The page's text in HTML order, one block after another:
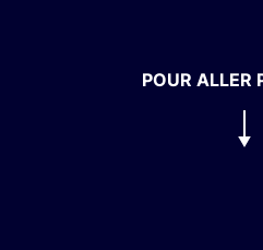
POUR ALLER